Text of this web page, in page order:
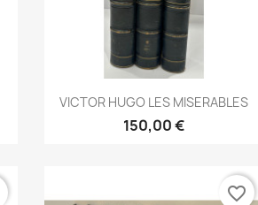
Aperçu rapide
VICTOR HUGO LES MISERABLES
150,00 €
favorite_border